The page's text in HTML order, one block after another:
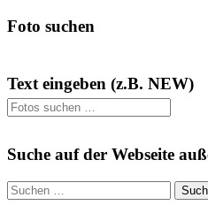
Foto suchen
Text eingeben (z.B. NEW)
Suche auf der Webseite
Suchen
nach: